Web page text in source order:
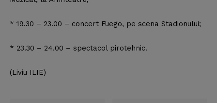
* 19.30 – 23.00 – concert Fuego, pe scena Stadionului;
* 23.30 – 24.00 – spectacol pirotehnic.
(Liviu ILIE)